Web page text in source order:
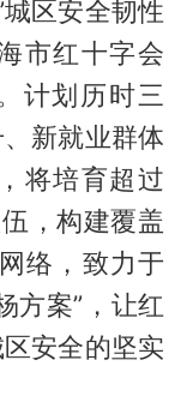
城区安全韧性
市红十字会
计划历时三
新就业群体
将培育超过
，构建覆盖
络，致力于
方案”，让红
安全的坚实